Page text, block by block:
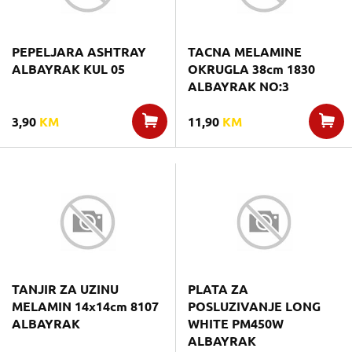
PEPELJARA ASHTRAY
ALBAYRAK KUL 05
3,90 KM
TACNA MELAMINE
OKRUGLA 38cm 1830
ALBAYRAK NO:3
11,90 KM
TANJIR ZA UZINU
MELAMIN 14x14cm 8107
ALBAYRAK
PLATA ZA
POSLUZIVANJE LONG
WHITE PM450W
ALBAYRAK